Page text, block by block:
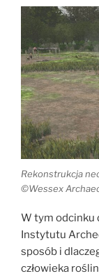
Rekonstrukcja
©Wessex
W tym odcinku
Instytutu
sposób i
człowieka